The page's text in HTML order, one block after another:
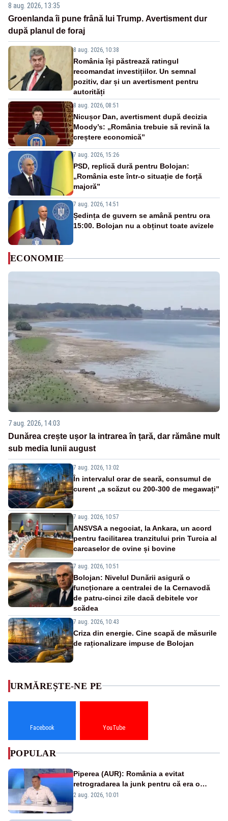
8 aug. 2026, 13:35
Groenlanda îi pune frână lui Trump. Avertisment dur
după planul de foraj
8 aug. 2026, 10:38
România își păstrează ratingul
recomandat investițiilor. Un semnal
pozitiv, dar și un avertisment pentru
autorități
8 aug. 2026, 08:51
Nicușor Dan, avertisment după decizia
Moody’s: „România trebuie să revină la
creștere economică”
7 aug. 2026, 15:26
PSD, replică dură pentru Bolojan:
„România este într-o situație de forță
majoră”
7 aug. 2026, 14:51
Ședința de guvern se amână pentru ora
15:00. Bolojan nu a obținut toate avizele
ECONOMIE
7 aug. 2026, 14:03
Dunărea crește ușor la intrarea în țară, dar rămâne mult
sub media lunii august
7 aug. 2026, 13:02
În intervalul orar de seară, consumul de
curent „a scăzut cu 200-300 de megawați”
7 aug. 2026, 10:57
ANSVSA a negociat, la Ankara, un acord
pentru facilitarea tranzitului prin Turcia al
carcaselor de ovine și bovine
7 aug. 2026, 10:51
Bolojan: Nivelul Dunării asigură o
funcționare a centralei de la Cernavodă
de patru-cinci zile dacă debitele vor
scădea
7 aug. 2026, 10:43
Criza din energie. Cine scapă de măsurile
de raționalizare impuse de Bolojan
URMĂREȘTE-NE PE
Facebook YouTube
POPULAR
Piperea (AUR): România a evitat
retrogradarea la junk pentru că era o
catastrofă pentru bănci și fondurile de
2 aug. 2026, 10:01